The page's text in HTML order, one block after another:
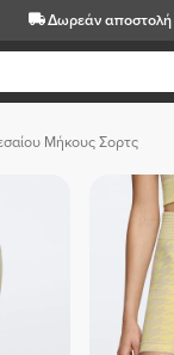
Δωρεάν αποστολή
Μήκους Σορτς